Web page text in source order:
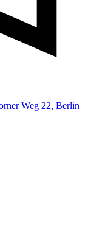
Weg 22, Berlin